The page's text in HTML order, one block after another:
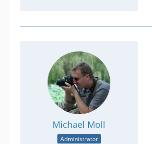
Michael Moll
Administrator